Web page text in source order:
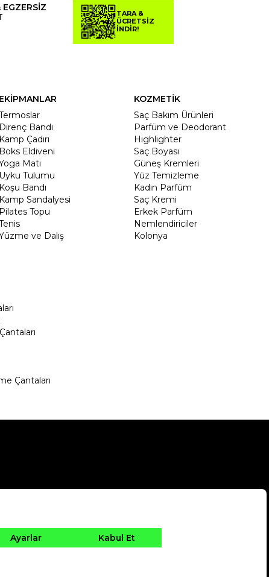
EGZERSİZ
TARA &
ÜCRETSİZ
İNDİR!
EKİPMANLAR
Direnç Bandı
Kamp Çadırı
Boks Eldiveni
Matı
Uyku Tulumu
Koşu Bandı
Kamp Sandalyesi
Pilates Topu
ve Dalış
KOZMETİK
Saç Bakım Ürünleri
Parfüm ve Deodorant
Highlighter
Saç Boyası
Güneş Kremleri
Yüz Temizleme
Kadın Parfüm
Saç Kremi
Erkek Parfüm
Nemlendiriciler
Kolonya
Çantaları